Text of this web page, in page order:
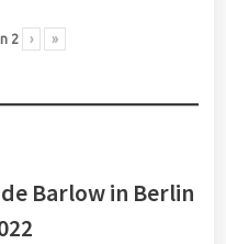
2 › »
Barlow in Berlin